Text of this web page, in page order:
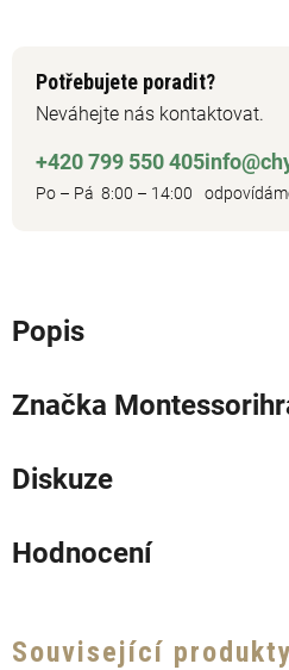
Potřebujete poradit?
Neváhejte nás kontaktovat.
+420 799 550 405
Po – Pá 8:00 – 14:00
Popis
Značka
Diskuze
Hodnocení
Související produkty